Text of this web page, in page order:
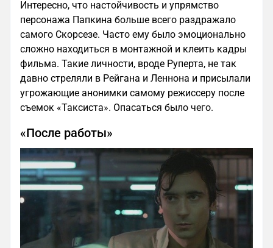
Интересно, что настойчивость и упрямство
персонажа Папкина больше всего раздражало
самого Скорсезе. Часто ему было эмоционально
сложно находиться в монтажной и клеить кадры
фильма. Такие личности, вроде Руперта, не так
давно стреляли в Рейгана и Леннона и присылали
угрожающие анонимки самому режиссеру после
съемок «Таксиста». Опасаться было чего.
«После работы»